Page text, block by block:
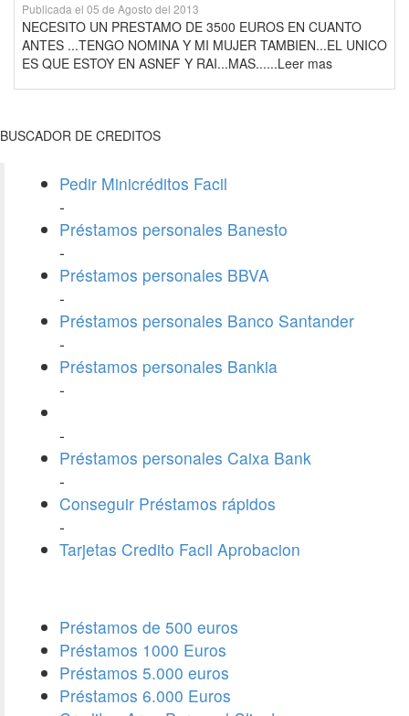
Publicada el 05 de Agosto del 2013
NECESITO UN PRESTAMO DE 3500 EUROS EN CUANTO
ANTES ...TENGO NOMINA Y MI MUJER TAMBIEN...EL UNICO
ES QUE ESTOY EN ASNEF Y RAI...MAS......Leer mas
BUSCADOR DE CREDITOS
Pedir Minicréditos Facil
-
Préstamos personales Banesto
-
Préstamos personales BBVA
-
Préstamos personales Banco Santander
-
Préstamos personales Bankia
-
-
Préstamos personales Caixa Bank
-
Conseguir Préstamos rápidos
-
Tarjetas Credito Facil Aprobacion
Préstamos de 500 euros
Préstamos 1000 Euros
Préstamos 5.000 euros
Préstamos 6.000 Euros